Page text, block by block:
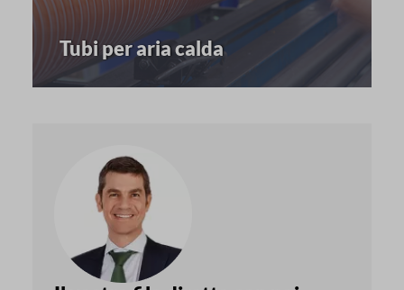
Tubi per aria calda